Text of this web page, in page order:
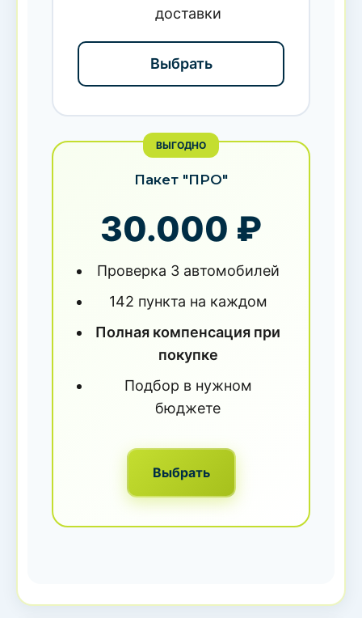
доставки
Выбрать
ВЫГОДНО
Пакет "ПРО"
30.000 ₽
Проверка 3 автомобилей
142 пункта на каждом
Полная компенсация при
покупке
Подбор в нужном
бюджете
Выбрать